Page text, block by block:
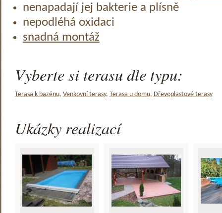
nenapadají jej bakterie a plísně
nepodléhá oxidaci
snadná montáž
Vyberte si terasu dle typu:
Terasa k bazénu, Venkovní terasy, Terasa u domu, Dřevoplastové terasy
Ukázky realizací